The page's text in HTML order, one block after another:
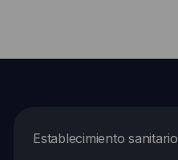
Establecimiento sanitario